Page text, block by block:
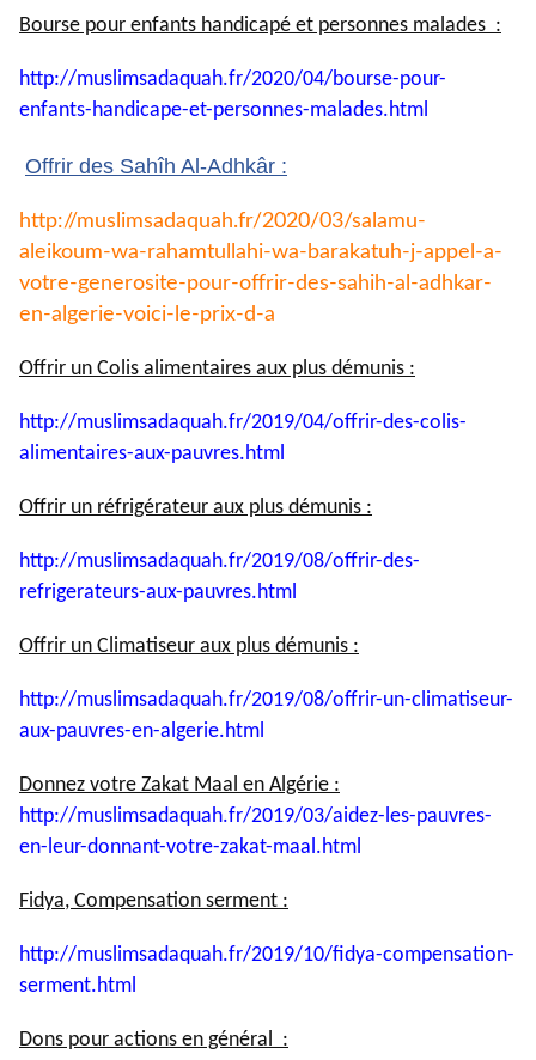
Bourse pour enfants handicapé et personnes malades :
http://muslimsadaquah.fr/2020/04/bourse-pour-
enfants-handicape-et-personnes-malades.html
Offrir des Sahîh Al-Adhkâr :
http://muslimsadaquah.fr/2020/03/salamu-
aleikoum-wa-rahamtullahi-wa-barakatuh-j-appel-a-
votre-generosite-pour-offrir-des-sahih-al-adhkar-
en-algerie-voici-le-prix-d-a
Offrir un Colis alimentaires aux plus démunis :
http://muslimsadaquah.fr/2019/04/offrir-des-colis-
alimentaires-aux-pauvres.html
Offrir un réfrigérateur aux plus démunis :
http://muslimsadaquah.fr/2019/08/offrir-des-
refrigerateurs-aux-pauvres.html
Offrir un Climatiseur aux plus démunis :
http://muslimsadaquah.fr/2019/08/offrir-un-climatiseur-
aux-pauvres-en-algerie.html
Donnez votre Zakat Maal en Algérie :
http://muslimsadaquah.fr/2019/03/aidez-les-pauvres-
en-leur-donnant-votre-zakat-maal.html
Fidya, Compensation serment :
http://muslimsadaquah.fr/2019/10/fidya-compensation-
serment.html
Dons pour actions en général :